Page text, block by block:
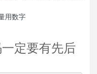
用数字
定要有先后